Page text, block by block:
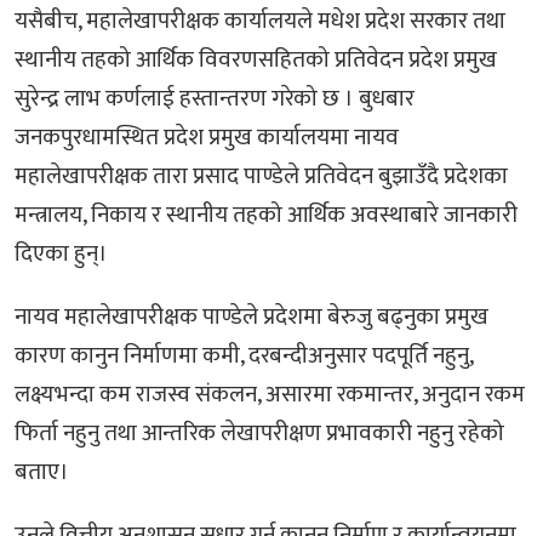
यसैबीच, महालेखापरीक्षक कार्यालयले मधेश प्रदेश सरकार तथा
स्थानीय तहको आर्थिक विवरणसहितको प्रतिवेदन प्रदेश प्रमुख
सुरेन्द्र लाभ कर्णलाई हस्तान्तरण गरेको छ । बुधबार
जनकपुरधामस्थित प्रदेश प्रमुख कार्यालयमा नायव
महालेखापरीक्षक तारा प्रसाद पाण्डेले प्रतिवेदन बुझाउँदै प्रदेशका
मन्त्रालय, निकाय र स्थानीय तहको आर्थिक अवस्थाबारे जानकारी
दिएका हुन्।
नायव महालेखापरीक्षक पाण्डेले प्रदेशमा बेरुजु बढ्नुका प्रमुख
कारण कानुन निर्माणमा कमी, दरबन्दीअनुसार पदपूर्ति नहुनु,
लक्ष्यभन्दा कम राजस्व संकलन, असारमा रकमान्तर, अनुदान रकम
फिर्ता नहुनु तथा आन्तरिक लेखापरीक्षण प्रभावकारी नहुनु रहेको
बताए।